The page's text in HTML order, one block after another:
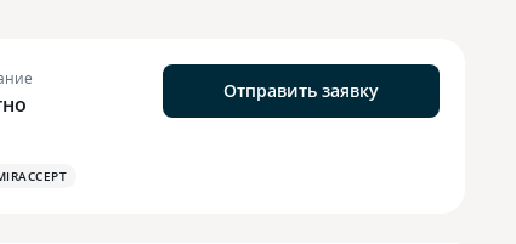
Отправить заявку